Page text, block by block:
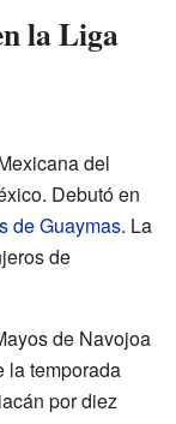
la Liga
del
Debutó en
de Guaymas. La
de
de Navojoa
la temporada
por diez